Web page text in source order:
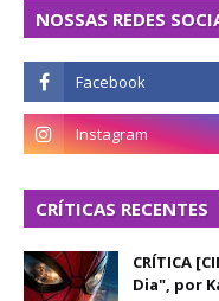
NOSSAS REDES
CRÍTICAS RECENTES
CRÍTICA
Dia", por